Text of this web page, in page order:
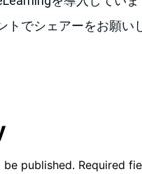
でシェアーをお願い
published. Required